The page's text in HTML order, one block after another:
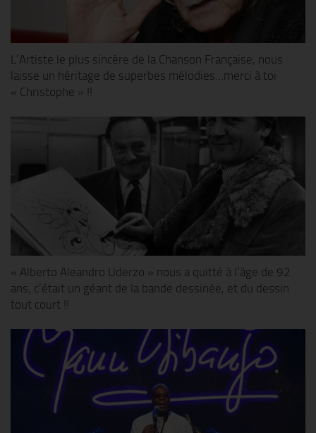
L’Artiste le plus sincère de la Chanson Française, nous
laisse un héritage de superbes mélodies…merci à toi
« Christophe » !!
« Alberto Aleandro Uderzo » nous a quitté à l’âge de 92
ans, c’était un géant de la bande dessinée, et du dessin
tout court !!